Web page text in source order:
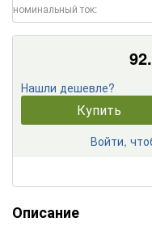
номинальный ток:
Нашли дешевле?
Купить
Войти,
Описание